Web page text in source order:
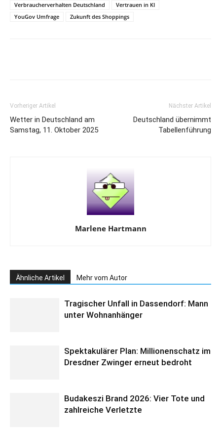
Verbraucherverhalten Deutschland
Vertrauen in KI
YouGov Umfrage
Zukunft des Shoppings
Vorheriger Artikel
Wetter in Deutschland am
Samstag, 11. Oktober 2025
Nächster Artikel
Deutschland übernimmt
Tabellenführung
Marlene Hartmann
Ähnliche Artikel Mehr vom Autor
Tragischer Unfall in Dassendorf: Mann
unter Wohnanhänger
Spektakulärer Plan: Millionenschatz im
Dresdner Zwinger erneut bedroht
Budakeszi Brand 2026: Vier Tote und
zahlreiche Verletzte